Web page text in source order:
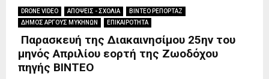
DRONE VIDEO ΑΠΟΨΕΙΣ - ΣΧΟΛΙΑ
ΒΙΝΤΕΟ ΡΕΠΟΡΤΑΖ
ΔΗΜΟΣ ΑΡΓΟΥΣ ΜΥΚΗΝΩΝ
ΕΠΙΚΑΙΡΟΤΗΤΑ
Παρασκευή της Διακαινησίμου 25ην του
μηνός Απριλίου εορτή της Ζωοδόχου
πηγής BINTEO